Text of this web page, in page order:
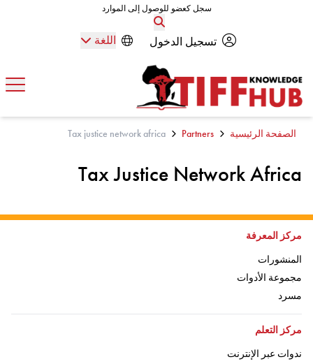
سجل كعضو للوصول إلى الموارد
سجل كعضو للوصول إلى الموارد
تسجيل الدخول اللغة
الصفحة الرئيسية Partners
Tax justice network africa
Tax Justice Network Africa
اذهب إلى:
مركز المعرفة
المنشورات
مجموعة الأدوات
مسرد
اذهب إلى:
مركز التعلم
ندوات عبر الإنترنت